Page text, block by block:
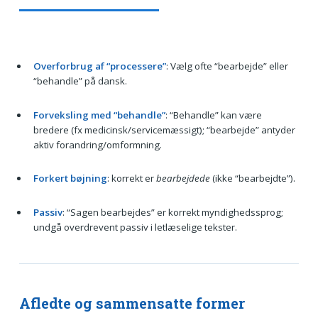
Overforbrug af “processere”: Vælg ofte “bearbejde” eller
“behandle” på dansk.
Forveksling med “behandle”: “Behandle” kan være
bredere (fx medicinsk/servicemæssigt); “bearbejde” antyder
aktiv forandring/omformning.
Forkert bøjning: korrekt erbearbejdede(ikke “bearbejdte”).
Passiv: “Sagen bearbejdes” er korrekt myndighedssprog;
undgå overdrevent passiv i letlæselige tekster.
Afledte og sammensatte former